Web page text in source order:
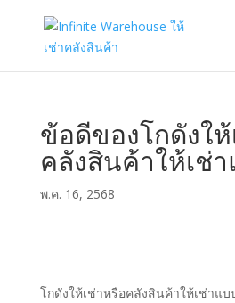
ข้อดีของโกดังใ
คลังสินค้าให้เช่
พ.ค. 16, 2568
โกดังให้เช่าหรือคลังสินค้าให้เช่าแ